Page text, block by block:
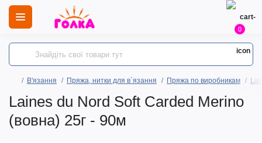
0
В'язання Пряжа, нитки для в`язання Пряжа по виробникам
Laines du Nord Soft Carded Merino
(вовна) 25г - 90м